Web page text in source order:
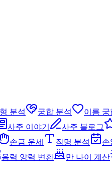
분석 궁합 분석 이름 궁
사주 이야기 사주 블로그
손금 운세 작명 분석 손
음력 양력 변환 만 나이 계산